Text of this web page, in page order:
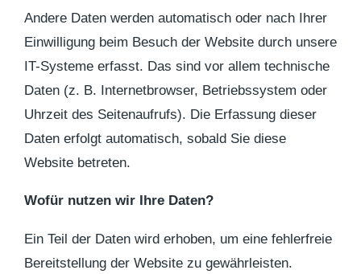
Andere Daten werden automatisch oder nach Ihrer
Einwilligung beim Besuch der Website durch unsere
IT-Systeme erfasst. Das sind vor allem technische
Daten (z. B. Internetbrowser, Betriebssystem oder
Uhrzeit des Seitenaufrufs). Die Erfassung dieser
Daten erfolgt automatisch, sobald Sie diese
Website betreten.
Wofür nutzen wir Ihre Daten?
Ein Teil der Daten wird erhoben, um eine fehlerfreie
Bereitstellung der Website zu gewährleisten.